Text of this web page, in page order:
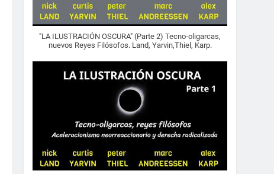
"LA ILUSTRACIÓN OSCURA" (Parte 2) Tecno-oligarcas,
nuevos Reyes Filósofos. Land, Yarvin,Thiel, Karp.